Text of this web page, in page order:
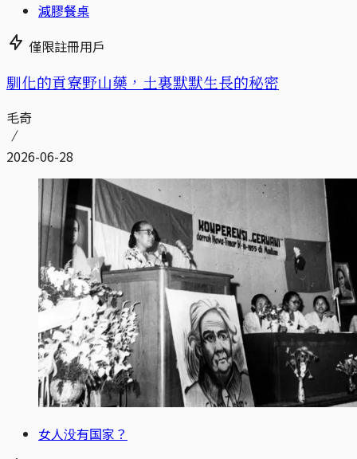
減膠餐桌
僅限註冊用戶
馴化的貢寮野山藥，土裏默默生長的秘密
毛奇
2026-06-28
女人没有国家？